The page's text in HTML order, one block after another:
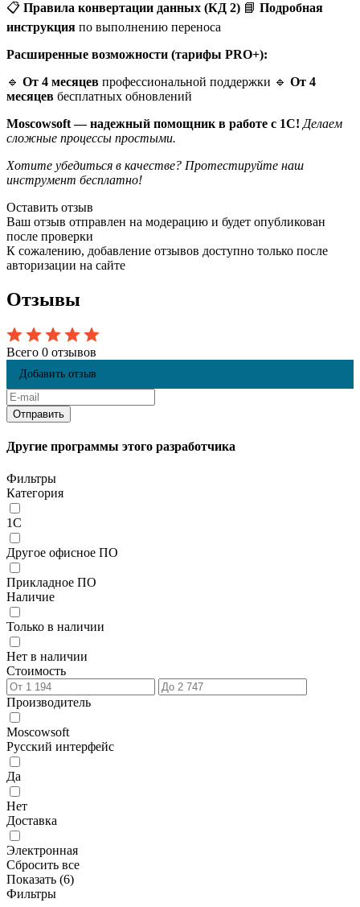
📋 Правила конвертации данных (КД 2) 📘 Подробная
инструкция по выполнению переноса
Расширенные возможности (тарифы PRO+):
🔹 От 4 месяцев профессиональной поддержки 🔹 От 4
месяцев бесплатных обновлений
Moscowsoft — надежный помощник в работе с 1С! Делаем
сложные процессы простыми.
Хотите убедиться в качестве? Протестируйте наш
инструмент бесплатно!
Оставить отзыв
Ваш отзыв отправлен на модерацию и будет опубликован
после проверки
К сожалению, добавление отзывов доступно только после
авторизации на сайте
Отзывы
Всего 0 отзывов
Добавить отзыв
Другие программы этого разработчика
Фильтры
Категория
1С
Другое офисное ПО
Прикладное ПО
Наличие
Только в наличии
Нет в наличии
Стоимость
Производитель
Moscowsoft
Русский интерфейс
Да
Нет
Доставка
Электронная
Сбросить все
Показать (6)
Фильтры